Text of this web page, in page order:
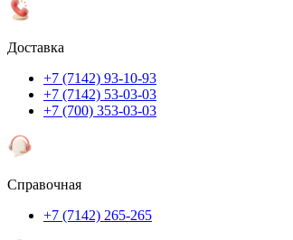
Доставка
+7 (7142) 93-10-93
+7 (7142) 53-03-03
+7 (700) 353-03-03
Справочная
+7 (7142) 265-265